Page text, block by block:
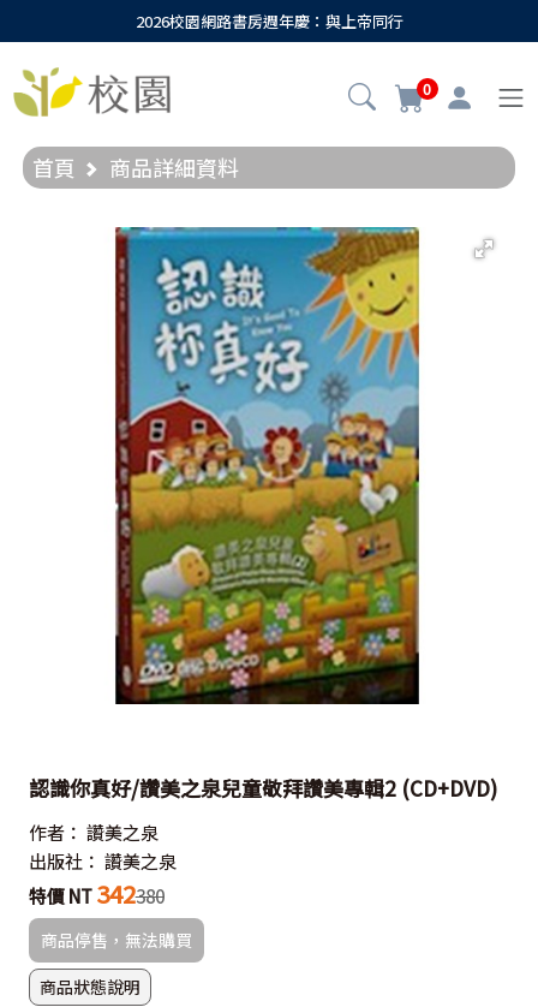
2026校園網路書房週年慶：與上帝同行
0
首頁 商品詳細資料
認識你真好/讚美之泉兒童敬拜讚美專輯2 (CD+DVD)
作者： 讚美之泉
出版社： 讚美之泉
特價 NT 342380
商品停售，無法購買
商品狀態說明